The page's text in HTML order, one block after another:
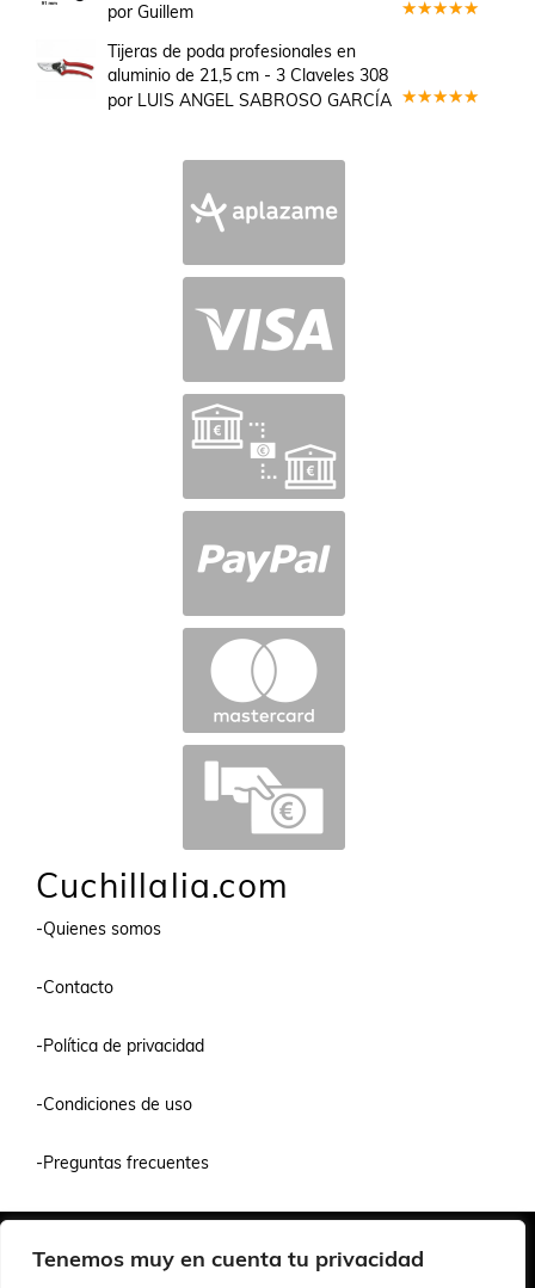
Tenemos muy en cuenta tu privacidad
por Guillem
Tijeras de poda profesionales en
aluminio de 21,5 cm - 3 Claveles 308
por LUIS ANGEL SABROSO GARCÍA
Cuchillalia.com
-Quienes somos
-Contacto
-Política de privacidad
-Condiciones de uso
-Preguntas frecuentes
© 2026 Cuchillalia.com